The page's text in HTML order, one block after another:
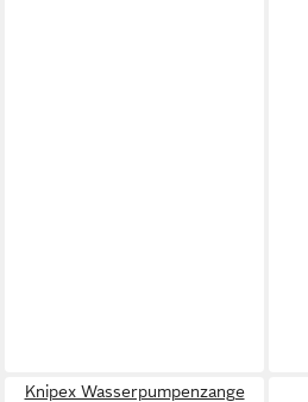
Knipex Wasserpumpenzange